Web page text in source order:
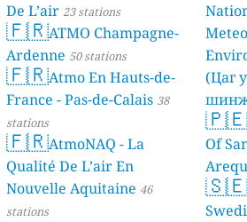
De L’air 23 stations
🇫🇷ATMO Champagne-
Ardenne 50 stations
🇫🇷Atmo En Hauts-de-
France - Pas-de-Calais 38
stations
🇫🇷AtmoNAQ - La
Qualité De L’air En
Nouvelle Aquitaine 46
stations
(Цаг
stations
🇵🇪
Of
🇸🇪